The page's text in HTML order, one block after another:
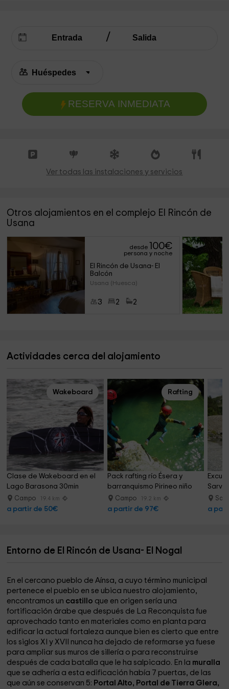
RESERVA INMEDIATA
Ver todas las instalaciones y servicios
Otros alojamientos en el complejo El Rincón de
Usana
desde 100€
persona y noche
El Rincón de Usana- El
Balcón
Usana (Huesca)
3 2 2
Actividades cerca del alojamiento
Wakeboard
Clase de Wakeboard en el
Lago Barasona 30min
Campo 19.4 km
a partir de 50€
Rafting
Pack rafting río Ésera y
barranquismo Pirineo niño
Campo 19.2 km
a partir de 97€ a
Entorno de El Rincón de Usana- El Nogal
En el cercano pueblo de Aínsa, a cuyo término municipal
pertenece el pueblo en se ubica nuestro alojamiento,
encontramos un castillo que en origen sería una
fortificación árabe que después de La Reconquista fue
aprovechado tanto en materiales como en planta para
edificar la actual fortaleza aunque bien es cierto que entre
los siglos XI y XVII nunca ha dejado de reformarse ya fuese
para ampliar sus muros de sillería o para reconstruirse
después de cada batalla que le ha salpicado. En la muralla
que se adhería a esta edificación había 7 puertas, de las
que aún se conservan 5: Portal Alto, Portal de Tierra Glera,